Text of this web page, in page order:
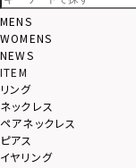
MENS
WOMENS
NEWS
ITEM
リング
ネックレス
ペアネックレス
ピアス
イヤリング